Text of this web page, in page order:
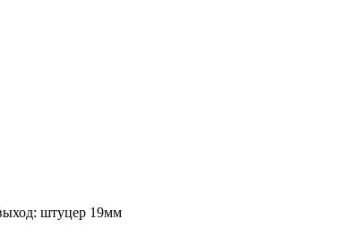
штуцер 19мм